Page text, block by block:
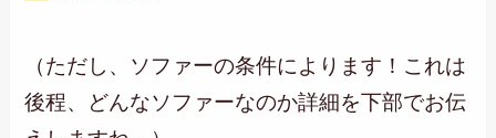
（ただし、ソファーの条件によります！これは
後程、どんなソファーなのか詳細を下部でお伝